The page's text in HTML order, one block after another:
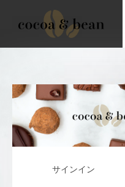
サインイン